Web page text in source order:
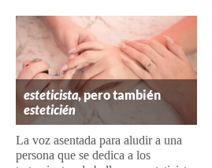
esteticista, pero también
esteticién
La voz asentada para aludir a una
persona que se dedica a los